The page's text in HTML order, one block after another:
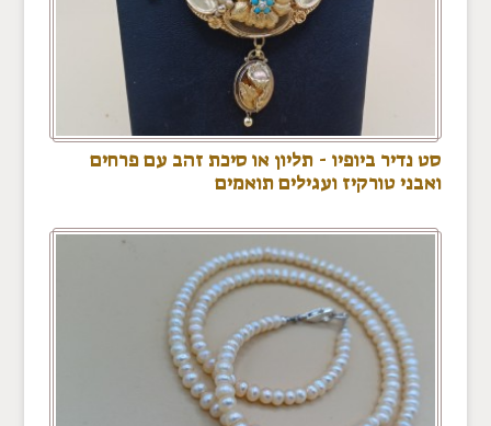
סט נדיר ביופיו - תליון או סיכת זהב עם פרחים
ואבני טורקיז ועגילים תואמים